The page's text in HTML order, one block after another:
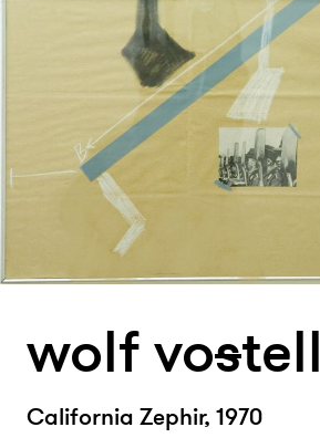
wolf vostell
California Zephir, 1970